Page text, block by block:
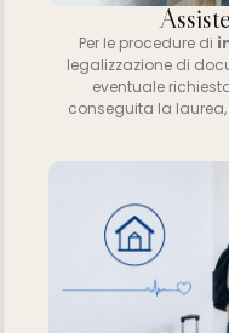
Per le procedure di
legalizzazione di
eventuale
conseguita la laurea,